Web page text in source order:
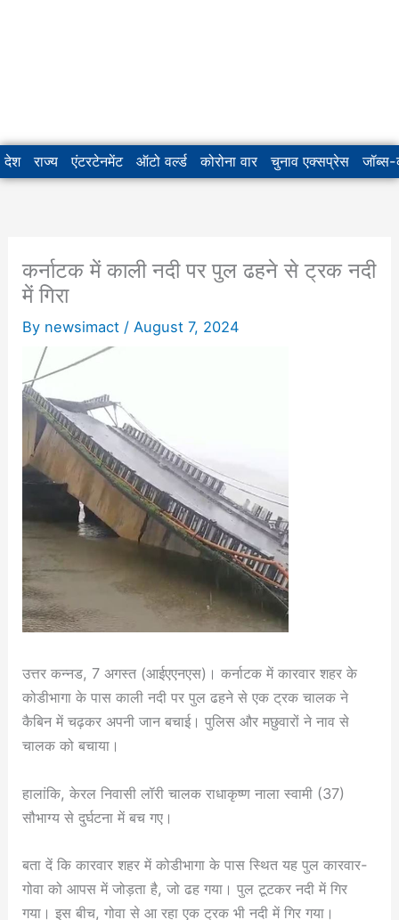
देश राज्य एंटरटेनमेंट ऑटो वर्ल्ड कोरोना वार चुनाव एक्सप्रेस जॉब्स-
कर्नाटक में काली नदी पर पुल ढहने से ट्रक नदी
में गिरा
By newsimact /August 7, 2024
उत्तर कन्नड, 7 अगस्त (आईएएनएस)। कर्नाटक में कारवार शहर के
कोडीभागा के पास काली नदी पर पुल ढहने से एक ट्रक चालक ने
कैबिन में चढ़कर अपनी जान बचाई। पुलिस और मछुवारों ने नाव से
चालक को बचाया।
हालांकि, केरल निवासी लॉरी चालक राधाकृष्ण नाला स्वामी (37)
सौभाग्य से दुर्घटना में बच गए।
बता दें कि कारवार शहर में कोडीभागा के पास स्थित यह पुल कारवार-
गोवा को आपस में जोड़ता है, जो ढह गया। पुल टूटकर नदी में गिर
गया। इस बीच, गोवा से आ रहा एक ट्रक भी नदी में गिर गया।